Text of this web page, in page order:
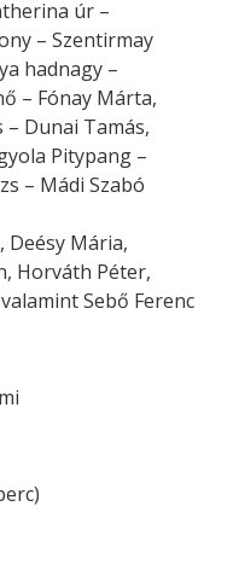
úr –
– Szentirmay
hadnagy –
– Fónay Márta,
– Dunai Tamás,
Pitypang –
– Mádi Szabó
Deésy Mária,
Horváth Péter,
Sebő Ferenc